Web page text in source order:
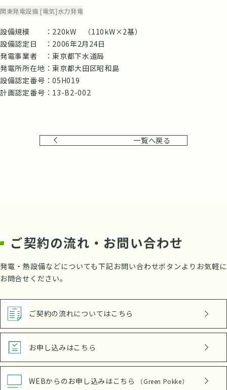
関東発電設備 [電気]水力発電
設備規模
220kW （110kW×2基）
設備認定日
2006年2月24日
発電事業者
東京都下水道局
発電所所在地
東京都大田区昭和島
設備認定番号
05H019
計画認定番号
13-B2-002
一覧へ戻る
ご契約の流れ・お問い合わせ
発電・熱設備などについても下記お問い合わせボタンよりお気軽に
お問合せください。
ご契約の流れについてはこちら
お申し込みはこちら
WEBからのお申し込みはこちら （Green Pokke）